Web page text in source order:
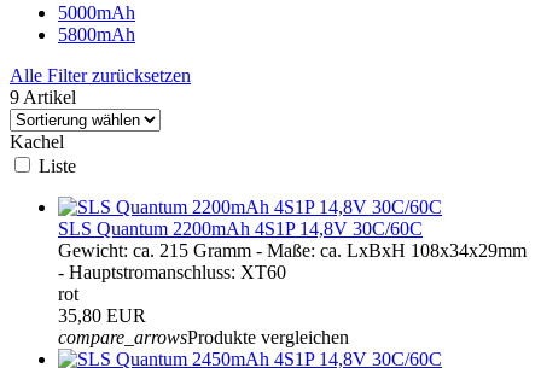
5000mAh
5800mAh
Alle Filter zurücksetzen
9 Artikel
Kachel
Liste
SLS Quantum 2200mAh 4S1P 14,8V 30C/60C
Gewicht: ca. 215 Gramm - Maße: ca. LxBxH 108x34x29mm
- Hauptstromanschluss: XT60
rot
35,80 EUR
compare_arrowsProdukte vergleichen